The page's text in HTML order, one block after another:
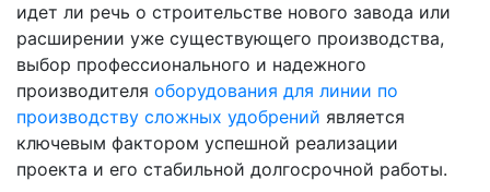
идет ли речь о строительстве нового завода или
расширении уже существующего производства,
выбор профессионального и надежного
производителя оборудования для линии по
производству сложных удобрений является
ключевым фактором успешной реализации
проекта и его стабильной долгосрочной работы.